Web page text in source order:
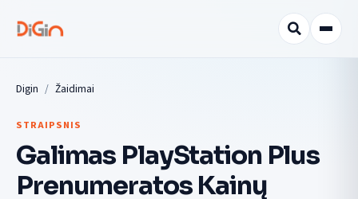
Digin Žaidimai
STRAIPSNIS
Galimas PlayStation Plus
Prenumeratos Kainų